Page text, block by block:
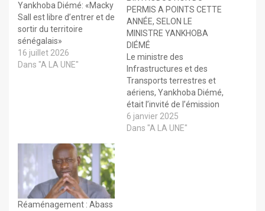
Yankhoba Diémé: «Macky
Sall est libre d’entrer et de
sortir du territoire
sénégalais»
16 juillet 2026
Dans "A LA UNE"
PERMIS A POINTS CETTE
ANNÉE, SELON LE
MINISTRE YANKHOBA
DIÉMÉ
Le ministre des
Infrastructures et des
Transports terrestres et
aériens, Yankhoba Diémé,
était l’invité de l’émission
En Vérité sur Radio
Sénégal où il a abordé
6 janvier 2025
Dans "A LA UNE"
Réaménagement : Abass